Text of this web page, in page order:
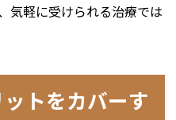
気軽に受けられる治療では
トをカバーす